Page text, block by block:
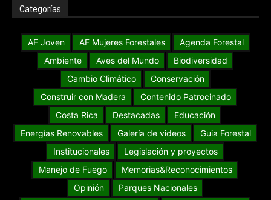
Categorías
AF Joven AF Mujeres Forestales
Agenda Forestal
Ambiente
Aves del Mundo
Biodiversidad
Cambio Climático
Conservación
Construir con Madera
Contenido Patrocinado
Costa Rica
Destacadas
Educación
Energías Renovables
Galería de videos
Guia Forestal
Institucionales
Legislación y proyectos
Manejo de Fuego
Memorias&Reconocimientos
Opinión
Parques Nacionales